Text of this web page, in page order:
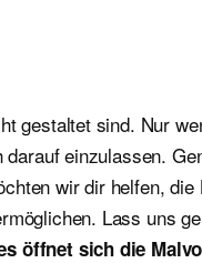
gestaltet sind. Nur
einzulassen.
wir dir helfen,
Lass uns
öffnet sich die